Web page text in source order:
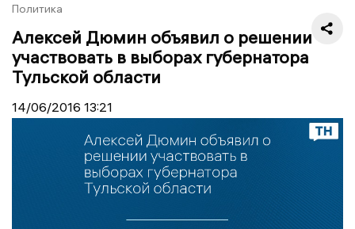
Политика
Алексей Дюмин объявил о решении
участвовать в выборах губернатора
Тульской области
14/06/2016 13:21